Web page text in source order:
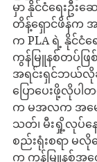
မှာ နိုင်ငံရေးဦး
တိန့်ရှောင်ဖိန်က
က PLA ရဲ့ နိုင်ငံရေ
ကွန်မြူနစ်တပ်ဖ
အရင်းရှင်ဘယ်လို
ပြောပေးဖို့လိုပ
က မအလက အမေ
သတ်၊ မီးရှို့လုပ်န
စည်းရုံးစရာ မလို
က ကွန်မြူနစ်အတွ